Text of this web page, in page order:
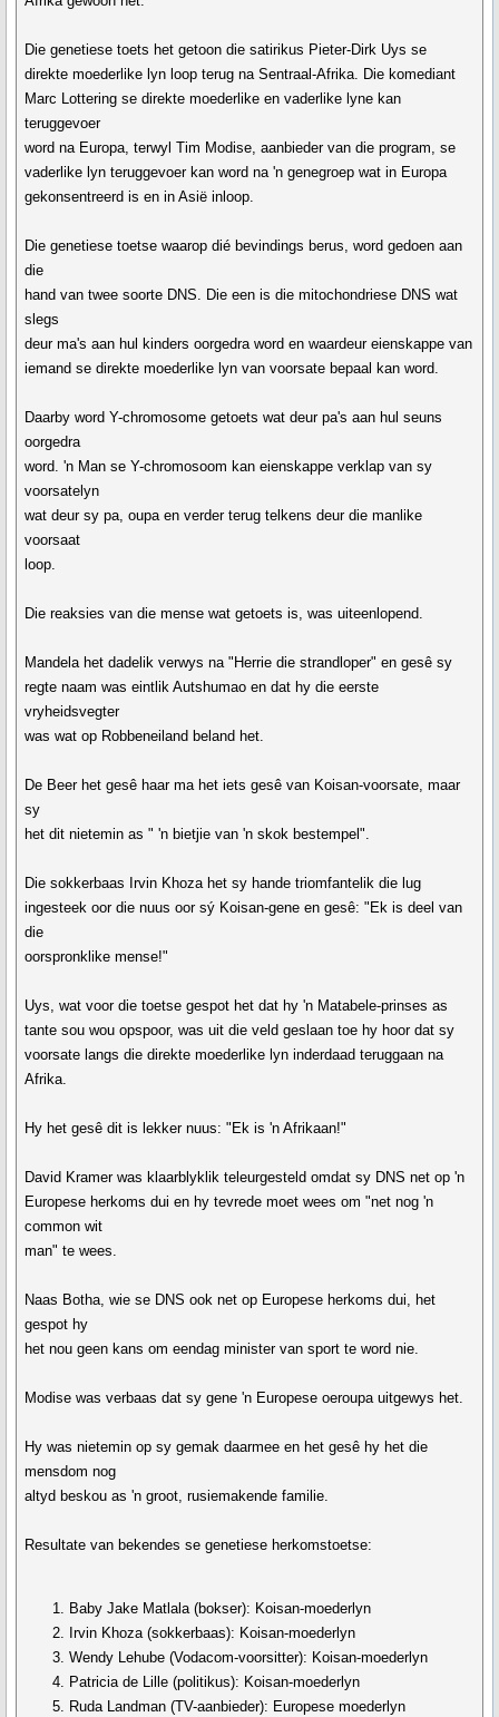
Die genetiese toets het getoon die satirikus Pieter-Dirk Uys se
direkte moederlike lyn loop terug na Sentraal-Afrika. Die komediant
Marc Lottering se direkte moederlike en vaderlike lyne kan
teruggevoer
word na Europa, terwyl Tim Modise, aanbieder van die program, se
vaderlike lyn teruggevoer kan word na 'n genegroep wat in Europa
gekonsentreerd is en in Asië inloop.
Die genetiese toetse waarop dié bevindings berus, word gedoen aan
die
hand van twee soorte DNS. Die een is die mitochondriese DNS wat
slegs
deur ma's aan hul kinders oorgedra word en waardeur eienskappe van
iemand se direkte moederlike lyn van voorsate bepaal kan word.
Daarby word Y-chromosome getoets wat deur pa's aan hul seuns
oorgedra
word. 'n Man se Y-chromosoom kan eienskappe verklap van sy
voorsatelyn
wat deur sy pa, oupa en verder terug telkens deur die manlike
voorsaat
loop.
Die reaksies van die mense wat getoets is, was uiteenlopend.
Mandela het dadelik verwys na "Herrie die strandloper" en gesê sy
regte naam was eintlik Autshumao en dat hy die eerste
vryheidsvegter
was wat op Robbeneiland beland het.
De Beer het gesê haar ma het iets gesê van Koisan-voorsate, maar
sy
het dit nietemin as " 'n bietjie van 'n skok bestempel".
Die sokkerbaas Irvin Khoza het sy hande triomfantelik die lug
ingesteek oor die nuus oor sý Koisan-gene en gesê: "Ek is deel van
die
oorspronklike mense!"
Uys, wat voor die toetse gespot het dat hy 'n Matabele-prinses as
tante sou wou opspoor, was uit die veld geslaan toe hy hoor dat sy
voorsate langs die direkte moederlike lyn inderdaad teruggaan na
Afrika.
Hy het gesê dit is lekker nuus: "Ek is 'n Afrikaan!"
David Kramer was klaarblyklik teleurgesteld omdat sy DNS net op 'n
Europese herkoms dui en hy tevrede moet wees om "net nog 'n
common wit
man" te wees.
Naas Botha, wie se DNS ook net op Europese herkoms dui, het
gespot hy
het nou geen kans om eendag minister van sport te word nie.
Modise was verbaas dat sy gene 'n Europese oeroupa uitgewys het.
Hy was nietemin op sy gemak daarmee en het gesê hy het die
mensdom nog
altyd beskou as 'n groot, rusiemakende familie.
Resultate van bekendes se genetiese herkomstoetse:
Baby Jake Matlala (bokser): Koisan-moederlyn
Irvin Khoza (sokkerbaas): Koisan-moederlyn
Wendy Lehube (Vodacom-voorsitter): Koisan-moederlyn
Patricia de Lille (politikus): Koisan-moederlyn
Ruda Landman (TV-aanbieder): Europese moederlyn